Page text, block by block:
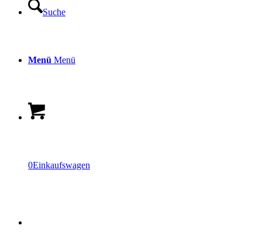
Suche
Menü Menü
0Einkaufswagen